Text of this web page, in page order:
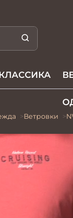
Ветровки